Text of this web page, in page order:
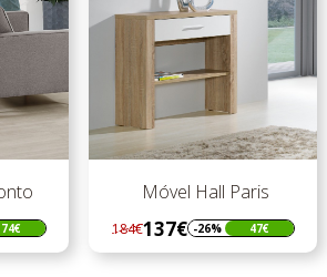
74€
Móvel Hall Paris
Regular
preço
184€137€
Preço -26% 47€